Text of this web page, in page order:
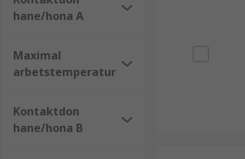
hane/hona A
Maximal
arbetstemperatur
Kontaktdon
hane/hona B